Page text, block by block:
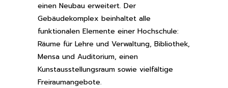
einen Neubau erweitert. Der
Gebäudekomplex beinhaltet alle
funktionalen Elemente einer Hochschule:
Räume für Lehre und Verwaltung, Bibliothek,
Mensa und Auditorium, einen
Kunstausstellungsraum sowie vielfältige
Freiraumangebote.